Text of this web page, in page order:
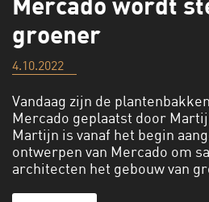
groener
4.10.2022
Vandaag zijn de
Mercado geplaatst door
Martijn is vanaf het begin
ontwerpen van Mercado om
architecten het gebouw van